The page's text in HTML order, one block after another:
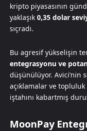
kripto piyasasının
yaklaşık 0,35 dolar
sıçradı.
Bu agresif yükselişin
entegrasyonu ve
düşünülüyor. Avici’nin
açıklamalar ve topluluk
iştahını kabartmış
MoonPay